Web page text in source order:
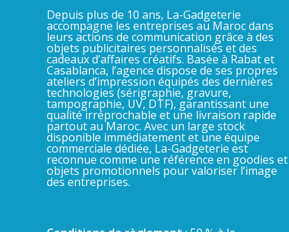
Depuis plus de 10 ans, La-Gadgeterie
accompagne les entreprises au Maroc dans
leurs actions de communication grâce à des
objets publicitaires personnalisés et des
cadeaux d’affaires créatifs. Basée à Rabat et
Casablanca, l’agence dispose de ses propres
ateliers d’impression équipés des dernières
technologies (sérigraphie, gravure,
tampographie, UV, DTF), garantissant une
qualité irréprochable et une livraison rapide
partout au Maroc. Avec un large stock
disponible immédiatement et une équipe
commerciale dédiée, La-Gadgeterie est
reconnue comme une référence en goodies et
objets promotionnels pour valoriser l’image
des entreprises.